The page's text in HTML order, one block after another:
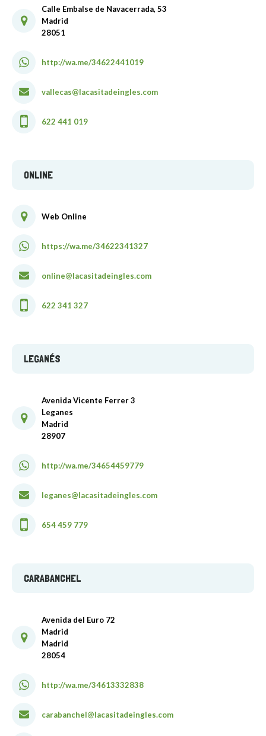
Calle Embalse de Navacerrada, 53
Madrid
28051
http://wa.me/34622441019
vallecas@lacasitadeingles.com
622 441 019
ONLINE
Web Online
https://wa.me/34622341327
online@lacasitadeingles.com
622 341 327
LEGANÉS
Avenida Vicente Ferrer 3
Leganes
Madrid
28907
http://wa.me/34654459779
leganes@lacasitadeingles.com
654 459 779
CARABANCHEL
Avenida del Euro 72
Madrid
Madrid
28054
http://wa.me/34613332838
carabanchel@lacasitadeingles.com